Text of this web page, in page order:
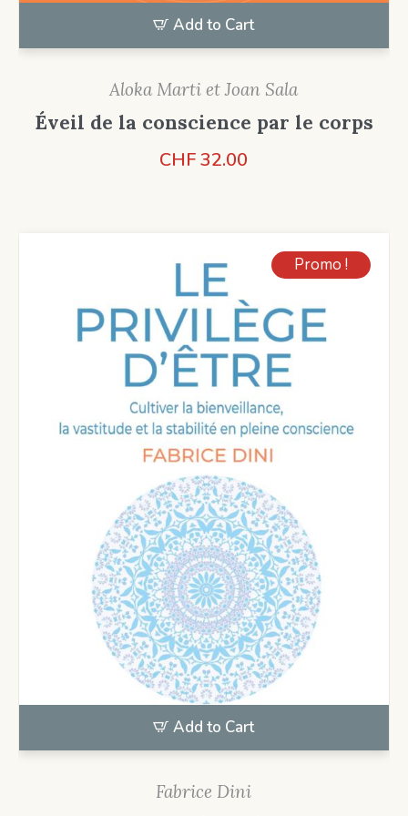
Add to Cart
Aloka Marti et Joan Sala
Éveil de la conscience par le corps
CHF 32.00
Add to Cart
Promo !
Fabrice Dini